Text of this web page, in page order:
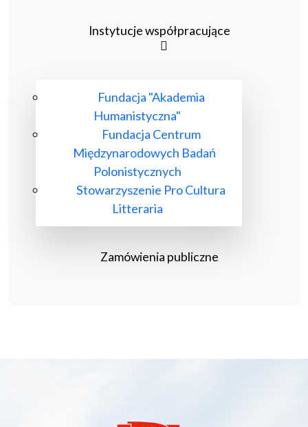
Instytucje współpracujące
Fundacja "Akademia
Humanistyczna"
Fundacja Centrum
Międzynarodowych Badań
Polonistycznych
Stowarzyszenie Pro Cultura
Litteraria
Zamówienia publiczne